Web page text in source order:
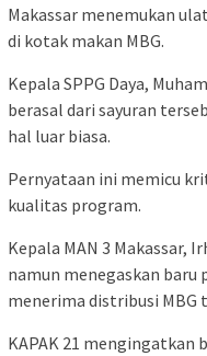
Makassar menemukan
di kotak makan MBG.
Kepala SPPG Daya,
berasal dari sayuran
hal luar biasa.
Pernyataan ini memicu
kualitas program.
Kepala MAN 3 Makassar,
namun menegaskan
menerima distribusi MBG
KAPAK 21 mengingatkan